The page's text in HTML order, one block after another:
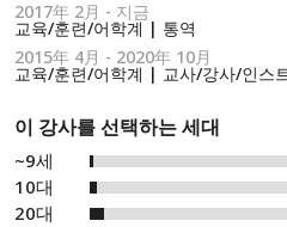
2017年 2月 - 지금
교육/훈련/어학계 | 통역
2015年 4月 - 2020年 10月
교육/훈련/어학계 | 교사/강사/인스
이 강사를 선택하는 세대
~9세
10대
20대